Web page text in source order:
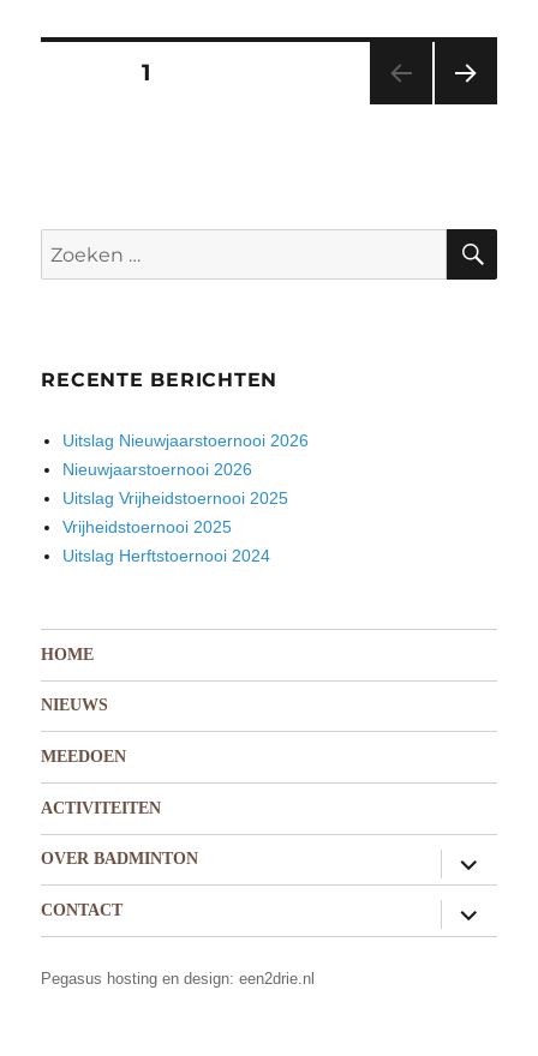
Berichten
PAGINA1
RECENTE BERICHTEN
Uitslag Nieuwjaarstoernooi 2026
Nieuwjaarstoernooi 2026
Uitslag Vrijheidstoernooi 2025
Vrijheidstoernooi 2025
Uitslag Herftstoernooi 2024
HOME
NIEUWS
MEEDOEN
ACTIVITEITEN
OVER BADMINTON
CONTACT
Pegasus hosting en design: een2drie.nl